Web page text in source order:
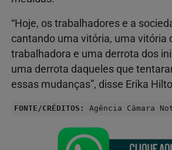
“Hoje, os trabalhadores e a
cantando uma vitória, uma vitória
trabalhadora e uma derrota dos
uma derrota daqueles que
essas mudanças”, disse Erika
FONTE/CRÉDITOS: Agência Câmara